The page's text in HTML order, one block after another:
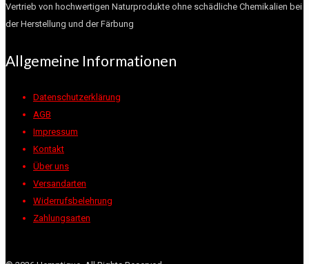
Vertrieb von hochwertigen Naturprodukte ohne schädliche Chemikalien bei
der Herstellung und der Färbung
Allgemeine Informationen
Datenschutzerklärung
AGB
Impressum
Kontakt
Über uns
Versandarten
Widerrufsbelehrung
Zahlungsarten